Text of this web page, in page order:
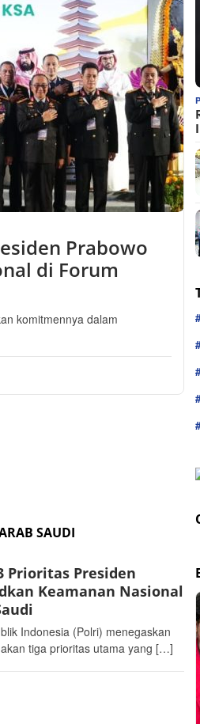
Prabowo
di Forum
komitmennya dalam
SAUDI
Prioritas Presiden
Keamanan Nasional
Indonesia (Polri) menegaskan
tiga prioritas utama yang […]